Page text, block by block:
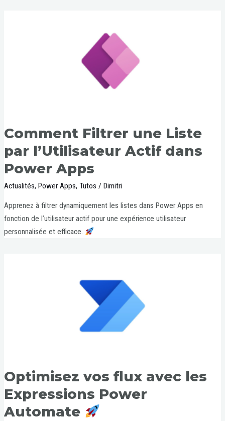
Comment Filtrer une Liste
par l’Utilisateur Actif dans
Power Apps
Actualités,Power Apps,Tutos /Dimitri
Apprenez à filtrer dynamiquement les listes dans Power Apps en
fonction de l’utilisateur actif pour une expérience utilisateur
personnalisée et efficace.
Optimisez vos flux avec les
Expressions Power
Automate